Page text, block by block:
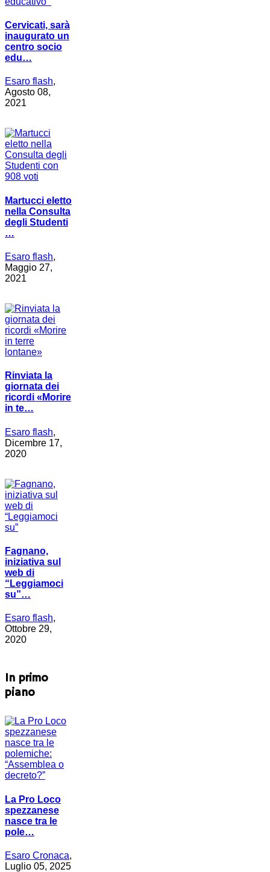
Cervicati, sarà
inaugurato un
centro socio
edu…
Esaro flash,
Agosto 08,
2021
Martucci eletto
nella Consulta
degli Studenti
…
Esaro flash,
Maggio 27,
2021
Rinviata la
giornata dei
ricordi «Morire
in te…
Esaro flash,
Dicembre 17,
2020
Fagnano,
iniziativa sul
web di
“Leggiamoci
su”…
Esaro flash,
Ottobre 29,
2020
In primo
piano
La Pro Loco
spezzanese
nasce tra le
pole…
Esaro Cronaca,
Luglio 05, 2025